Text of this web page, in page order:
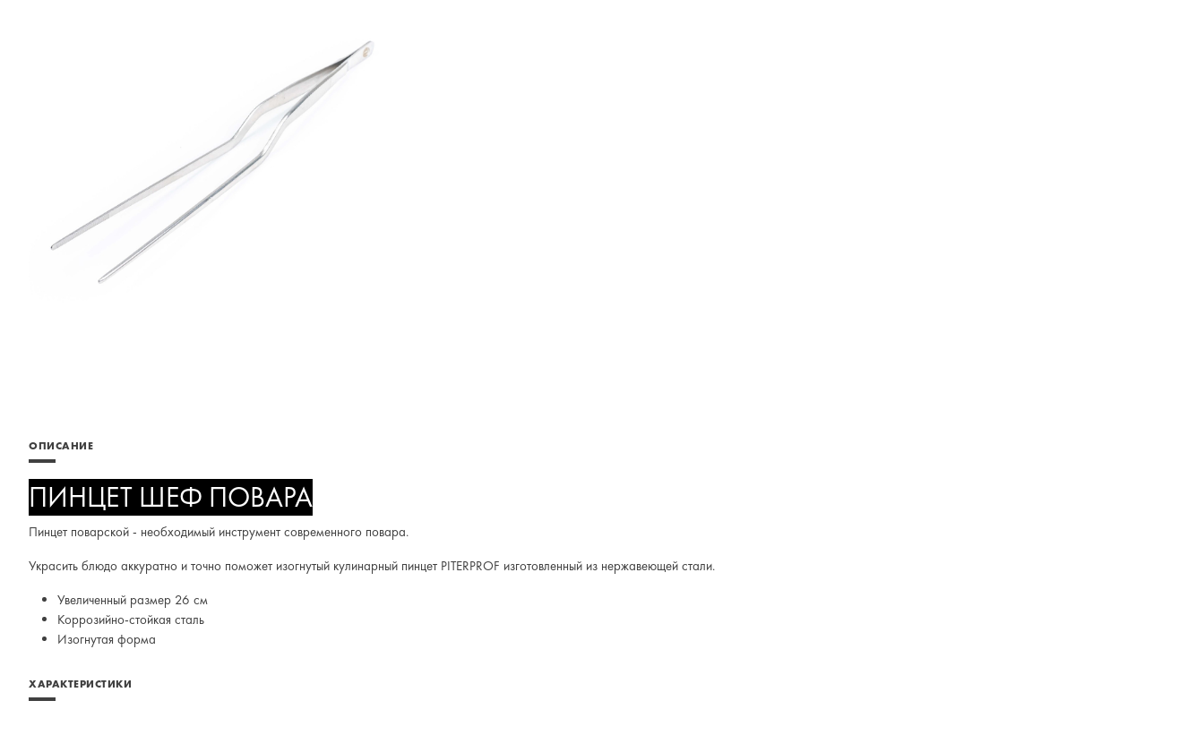
ОПИСАНИЕ
ПИНЦЕТ ШЕФ ПОВАРА
Пинцет поварской - необходимый инструмент современного повара.
Украсить блюдо аккуратно и точно поможет изогнутый кулинарный пинцет PITERPROF изготовленный из нержавеющей стали.
Увеличенный размер 26 см
Коррозийно-стойкая сталь
Изогнутая форма
ХАРАКТЕРИСТИКИ